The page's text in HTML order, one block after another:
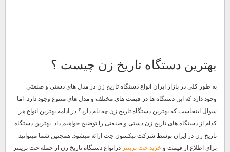
بهترین دستگاه تاریخ زن چیست ؟
به طور کلی در بازار ایران انواع دستگاه تاریخ زن در مدل های دستی و صنعتی
وجود دارد که این دستگاه ها در قیمت های مختلف و مدل های متنوع وجود دارد. اما
سوال اینجاست که بهترین دستگاه تاریخ زن چه نام دارد؟ در ادامه بهترین انواع هر
کدام از دستگاه های تاریخ زن دستی و صنعتی را توضیح خواهیم داد. بهترین دستگاه
تاریخ زن در ایران توسط شرکت نیکسون جت ارائه میشود. همچنین شما میتوانید
برای اطلاع از قیمت و خرید جت پرینتر درانواع دستگاه تاریخ زن از جمله جت پرینتر